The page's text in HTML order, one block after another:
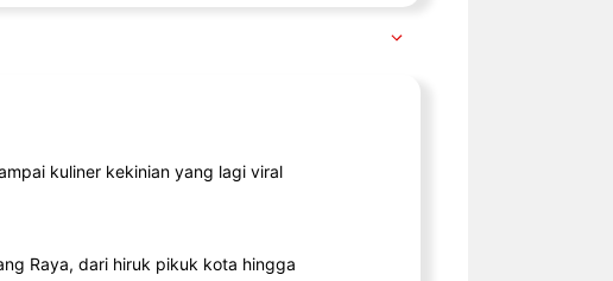
kuliner kekinian yang lagi viral
Raya, dari hiruk pikuk kota hingga